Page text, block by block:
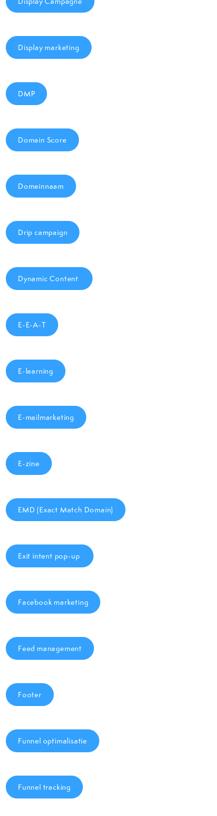
Display marketing
DMP
Domain Score
Domeinnaam
Drip campaign
Dynamic Content
E-E-A-T
E-learning
E-mailmarketing
E-zine
EMD (Exact Match Domain)
Exit intent pop-up
Facebook marketing
Feed management
Footer
Funnel optimalisatie
Funnel tracking